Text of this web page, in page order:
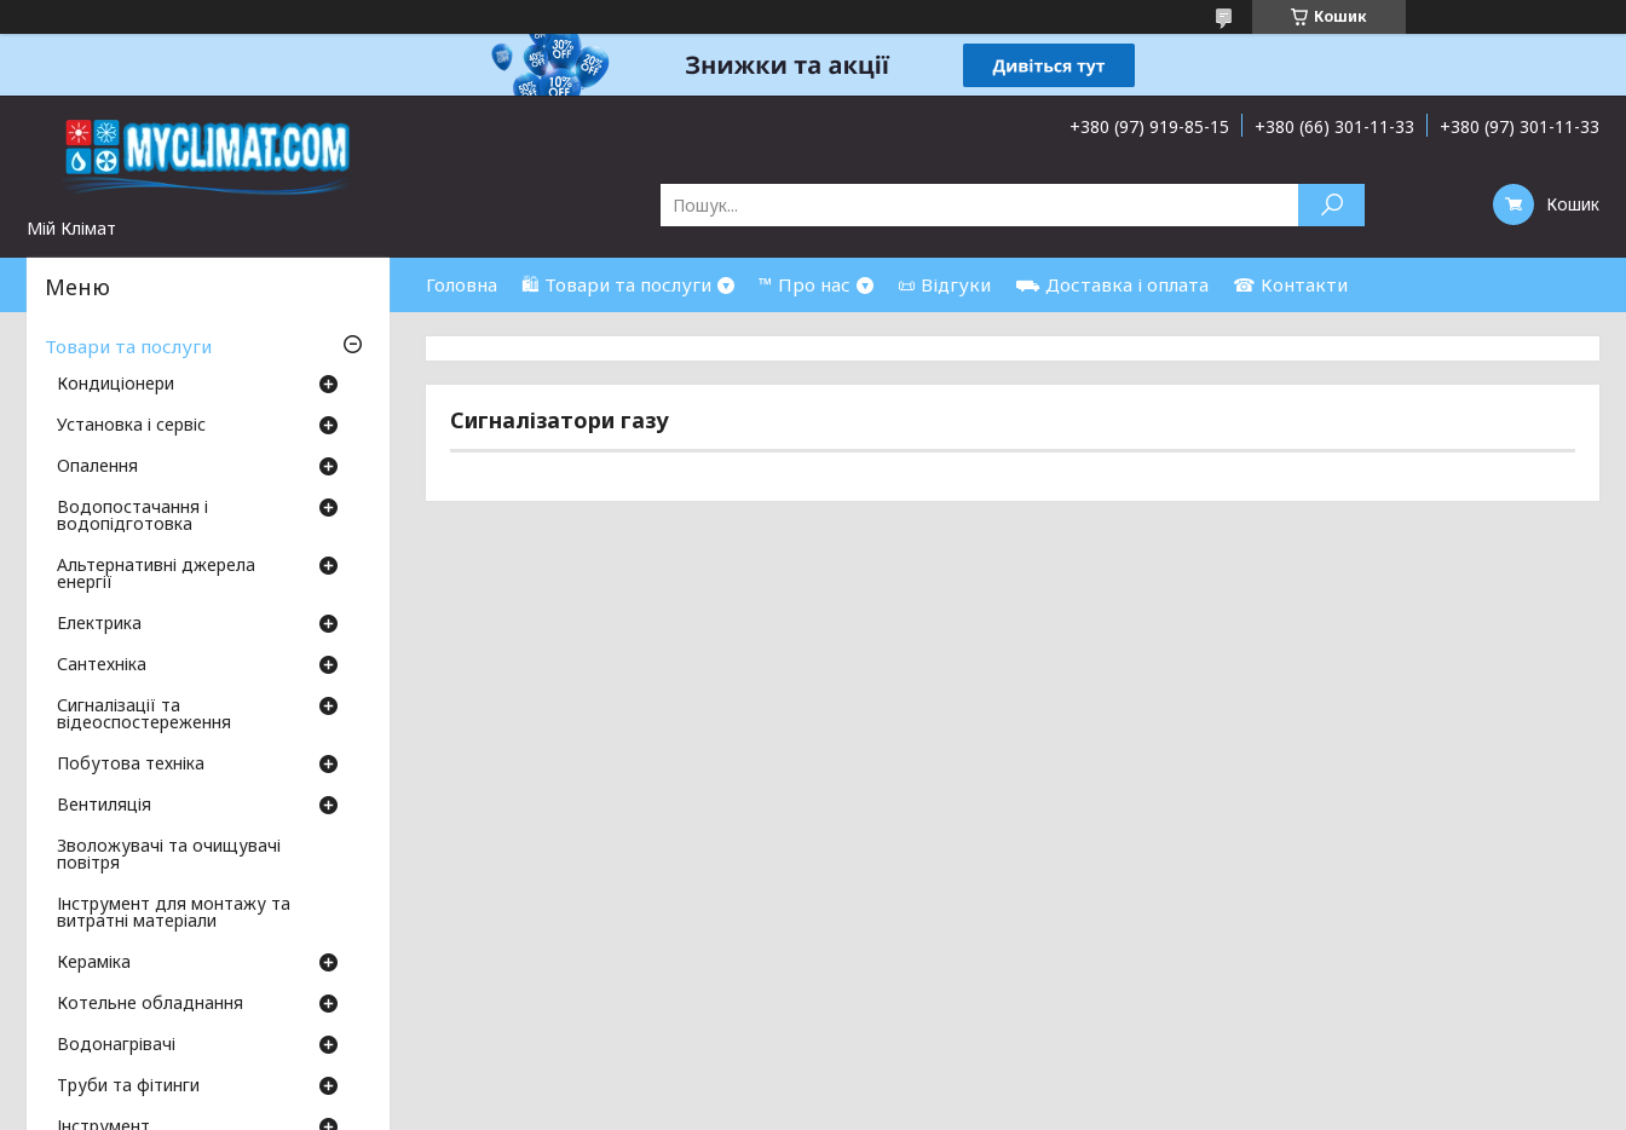
Кошик
Мій Клімат
+380 (97) 919-85-15 +380 (66) 301-11-33 +380 (97) 301-11-33
Кошик
Головна 🛍 Товари та послуги ™ Про нас 📜 Відгуки ⛟ Доставка і оплата ☎ Контакти
Сигналізатори газу
Товари та послуги
Кондиціонери
Установка і сервіс
Опалення
Водопостачання і
водопідготовка
Альтернативні джерела
енергії
Електрика
Сантехніка
Сигналізації та
відеоспостереження
Побутова техніка
Вентиляція
Зволожувачі та очищувачі
повітря
Інструмент для монтажу та
витратні матеріали
Кераміка
Котельне обладнання
Водонагрівачі
Труби та фітинги